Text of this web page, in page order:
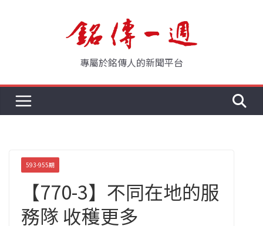
專屬於銘傳人的新聞平台
593-955期
【770-3】不同在地的服
務隊 收穫更多